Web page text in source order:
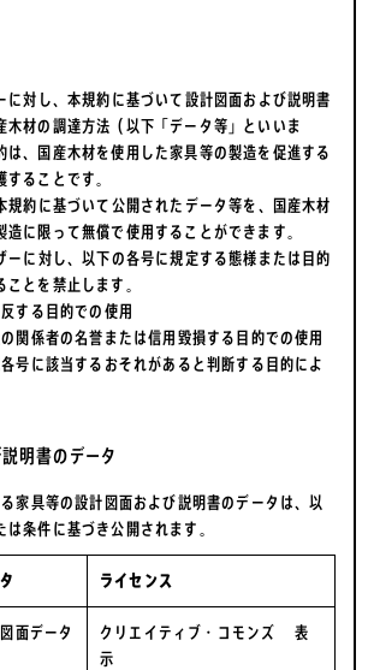
対し、本規約に基づいて設計図面および説明書
木材の調達方法（以下「データ等」といいま
は、国産木材を使用した家具等の製造を促進する
ることです。
約に基づいて公開されたデータ等を、国産木材
に限って無償で使用することができます。
に対し、以下の各号に規定する態様または目的
とを禁止します。
る目的での使用
係者の名誉または信用毀損する目的での使用
に該当するおそれがあると判断する目的によ
明書のデータ
家具等の設計図面および説明書のデータは、以
条件に基づき公開されます。
ライセンス
面データ
クリエイティブ・コモンズ 表
示